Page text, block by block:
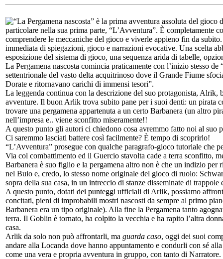
“La Pergamena nascosta” è la prima avventura assoluta del
particolare nella sua prima parte, “L’Avventura”. È completamente
comprendere le meccaniche del gioco e viverle appieno fin da
immediata di spiegazioni, gioco e narrazioni evocative. Una scelta
esposizione del sistema di gioco, una sequenza arida di tabelle,
La Pergamena nascosta comincia praticamente con l’inizio stesso
settentrionale del vasto delta acquitrinoso dove il Grande Fiume
Dorate e ritornavano carichi di immensi tesori”.
La leggenda continua con la descrizione del suo protagonista,
avventure. Il buon Arlik trova subito pane per i suoi denti: un pirata
trovare una pergamena appartenuta a un certo Barbanera (un altro
nell’impresa e.. viene sconfitto miseramente!!
A questo punto gli autori ci chiedono cosa avremmo fatto noi al suo
Ci saremmo lasciati battere così facilmente? È tempo di scoprirlo!
“L’Avventura” prosegue con qualche paragrafo-gioco tutoriale che
Via col combattimento ed il Guercio stavolta cade a terra sconfitto,
Barbanera è suo figlio e la pergamena altro non è che un indizio
nel Buio e, credo, lo stesso nome originale del gioco di ruolo:
sopra della sua casa, in un intreccio di stanze disseminate di trappole
A questo punto, dotati dei punteggi ufficiali di Arlik, possiamo
concitati, pieni di improbabili mostri nascosti da sempre al primo
Barbanera era un tipo originale). Alla fine la Pergamena tanto
terra. Il Goblin è tornato, ha colpito la vecchia e ha rapito l’altra
casa.
Arlik da solo non può affrontarli, ma guarda caso, oggi dei suoi
andare alla Locanda dove hanno appuntamento e condurli con sé
come una vera e propria avventura in gruppo, con tanto di Narratore.